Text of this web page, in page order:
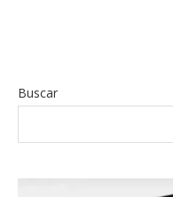
Buscar